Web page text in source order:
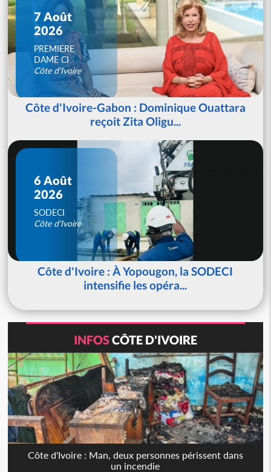
7 Août
2026
PREMIERE
DAME CI
Côte d'Ivoire
Côte d'Ivoire-Gabon : Dominique Ouattara
reçoit Zita Oligu...
6 Août
2026
SODECI
Côte d'Ivoire
Côte d'Ivoire : À Yopougon, la SODECI
intensifie les opéra...
INFOSCÔTE D'IVOIRE
Côte d'Ivoire : Man, deux personnes périssent dans
un incendie